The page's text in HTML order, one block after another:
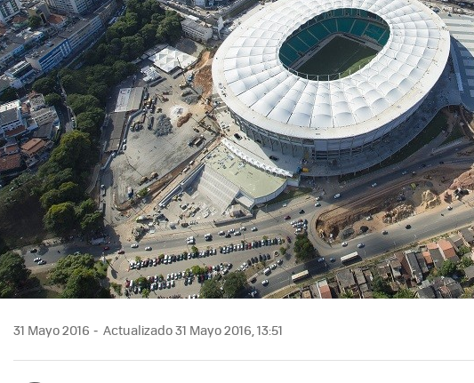
31 Mayo 2016 Actualizado 31 Mayo 2016, 13:51